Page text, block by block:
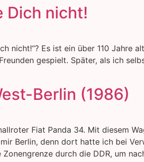
Dich nicht!
nicht!“? Es ist ein über 110
gespielt. Später, als ich
Berlin (1986)
Fiat Panda 34. Mit diesem
Berlin, denn dort hatte ich bei
durch die DDR, um